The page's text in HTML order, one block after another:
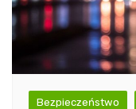
Bezpieczeństwo